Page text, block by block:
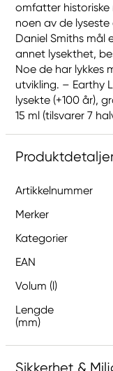
omfatter
noen av de
Daniel Smiths mål
annet lysekthet,
Noe de har lykkes
utvikling. – Earthy
lysekte (+100 år),
15 ml (tilsvarer 7
Artikkelnummer
Merker
Kategorier
EAN
Volum (l)
Lengde
(mm)